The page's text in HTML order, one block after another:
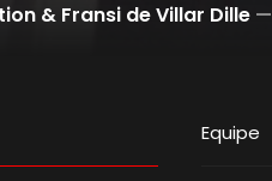
& Fransi de Villar Dille —
Equipe